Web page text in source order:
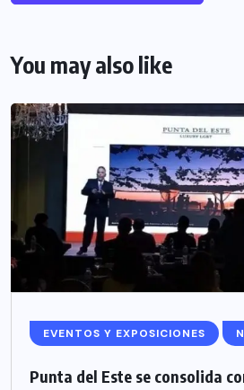
You may also like
EVENTOS Y EXPOSICIONES
Punta del Este se consolida